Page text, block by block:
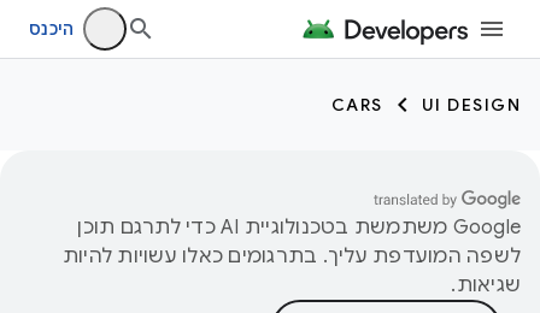
היכנס
UI DESIGN
CARS
‫Google משתמשת בטכנולוגיית AI כדי לתרגם תוכן
לשפה המועדפת עליך. בתרגומים כאלו עשויות להיות
שגיאות.